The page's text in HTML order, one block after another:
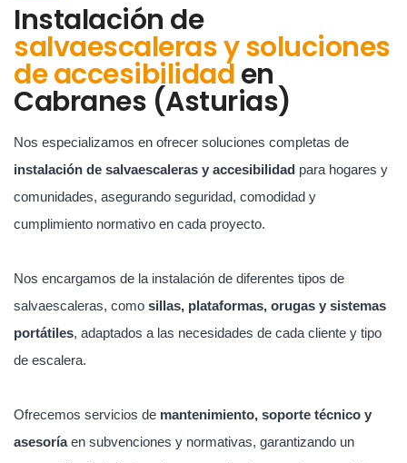
Instalación de
salvaescaleras y soluciones
de accesibilidaden
Cabranes (Asturias)
Nos especializamos en ofrecer soluciones completas de
instalación de salvaescaleras y accesibilidad para hogares y
comunidades, asegurando seguridad, comodidad y
cumplimiento normativo en cada proyecto.
Nos encargamos de la instalación de diferentes tipos de
salvaescaleras, como sillas, plataformas, orugas y sistemas
portátiles, adaptados a las necesidades de cada cliente y tipo
de escalera.
Ofrecemos servicios de mantenimiento, soporte técnico y
asesoríaen subvenciones y normativas, garantizando un